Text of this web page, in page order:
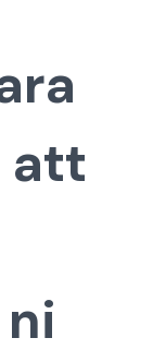
att